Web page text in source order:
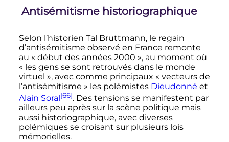
Antisémitisme historiographique
Selon l’historien Tal Bruttmann, le regain
d’antisémitisme observé en France remonte
au « début des années 2000 », au moment où
« les gens se sont retrouvés dans le monde
virtuel », avec comme principaux « vecteurs de
l’antisémitisme » les polémistes Dieudonné et
Alain Soral[66]. Des tensions se manifestent par
ailleurs peu après sur la scène politique mais
aussi historiographique, avec diverses
polémiques se croisant sur plusieurs lois
mémorielles.